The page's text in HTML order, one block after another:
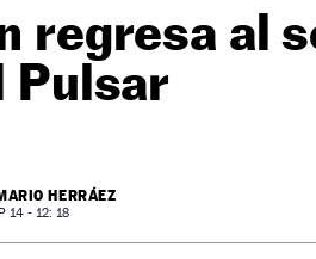
regresa al
Pulsar
HERRÁEZ
14 - 12: 18